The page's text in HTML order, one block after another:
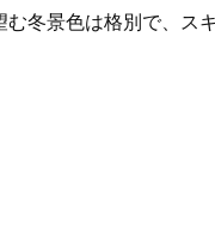
冬景色は格別で、ス